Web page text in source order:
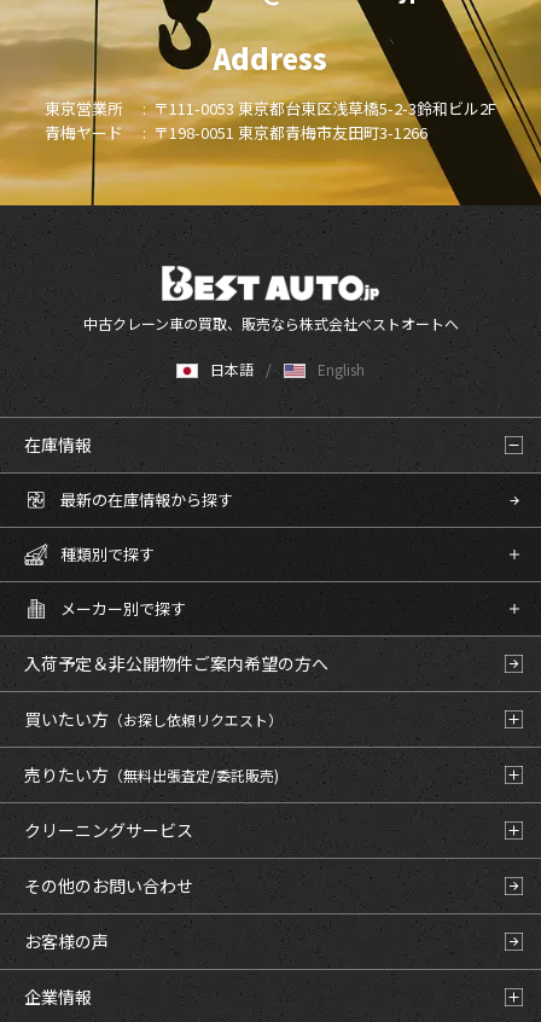
Address
東京営業所 : 〒111-0053 東京都台東区浅草橋5-2-3鈴和ビル2F
青梅ヤード : 〒198-0051 東京都青梅市友田町3-1266
中古クレーン車の買取、販売なら株式会社ベストオートへ
日本語 English
在庫情報
最新の在庫情報から探す
種類別で探す
メーカー別で探す
入荷予定＆非公開物件ご案内希望の方へ
買いたい方 （お探し依頼リクエスト）
売りたい方（無料出張査定/委託販売)
クリーニングサービス
その他のお問い合わせ
お客様の声
企業情報